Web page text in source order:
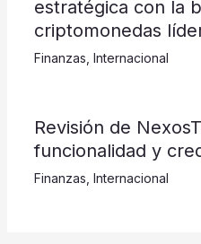
estratégica con la
criptomonedas
Finanzas Internacional
Revisión de
funcionalidad y
Finanzas Internacional